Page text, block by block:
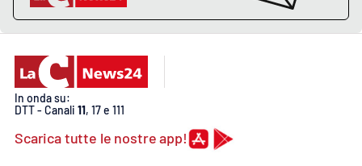
In onda su:
DTT - Canali 11, 17 e 111
Scarica tutte le nostre app!